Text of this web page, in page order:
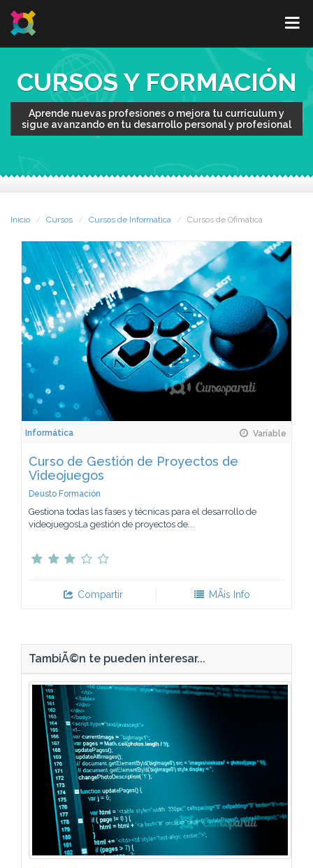
CURSOS Y FORMACIÓN
Aprende nuevas profesiones o mejora tu currículum y
sigue avanzando en tu desarrollo personal y profesional
Inicio Cursos Cursos de Informática Cursos de Ofimática
Informática Variable
Curso de Gestión de Proyectos de
Videojuegos
Deusto Formación
Gestiona todas las fases y técnicas para el desarrollo de
videojuegosLa gestión de proyectos de...
Compartir MÃ¡s Info
TambiÃ©n te pueden interesar...